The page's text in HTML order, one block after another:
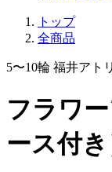
トップ
全商品
5〜10輪 福井アト
フラワ
ース付